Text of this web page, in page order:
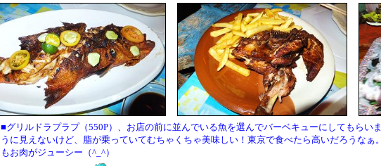
■グリルドラプラプ（550P）、お店の前に並んでいる魚を選んでバーベキューにしてもらい
うに見えないけど、脂が乗っていてむちゃくちゃ美味しい！東京で食べたら高いだろうなぁ
もお肉がジューシー（^_^）